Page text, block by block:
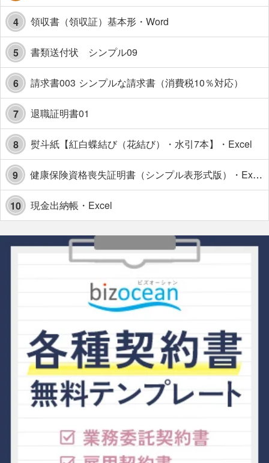
4 領収書（領収証）基本形・Word
5 書類送付状 シンプル09
6 請求書003 シンプルな請求書（消費税10％対応）
7 退職証明書01
8 熨斗紙【紅白蝶結び（花結び）・水引7本】・Excel
9 健康保険資格喪失証明書（シンプル表形式版）・Excel【見本付き】
10 現金出納帳・Excel